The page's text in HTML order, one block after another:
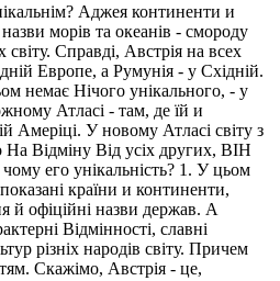
Аджея континенти и
морів та океанів - смороду
світу. Справді, Австрія на всех
Европе, а Румунія - у Східній.
немає Нічого унікального, - у
Атласі - там, де їй и
Амеріці. У новому Атласі світу з
На Відміну Від усіх других, ВІН
его унікальність? 1. У цьом
країни и континенти,
й офіційні назви держав. А
Відмінності, славні
різніх народів світу. Причем
Скажімо, Австрія - це,